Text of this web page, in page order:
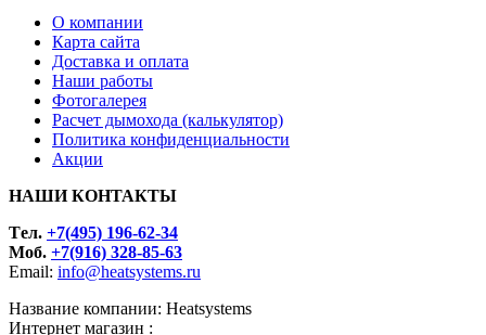
О компании
Карта сайта
Доставка и оплата
Наши работы
Фотогалерея
Расчет дымохода (калькулятор)
Политика конфиденциальности
Акции
НАШИ КОНТАКТЫ
Tел. +7(495) 196-62-34
Моб. +7(916) 328-85-63
Email: info@heatsystems.ru
Название компании: Heatsystems
Интернет магазин :